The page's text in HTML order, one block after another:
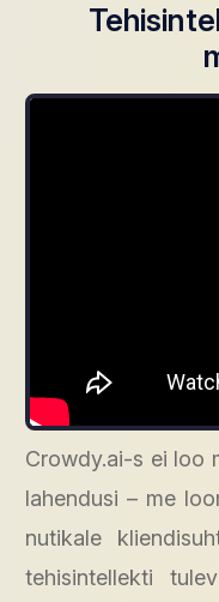
Crowdy.ai-s ei loo
lahendusi – me
nutikale
tehisintellekti